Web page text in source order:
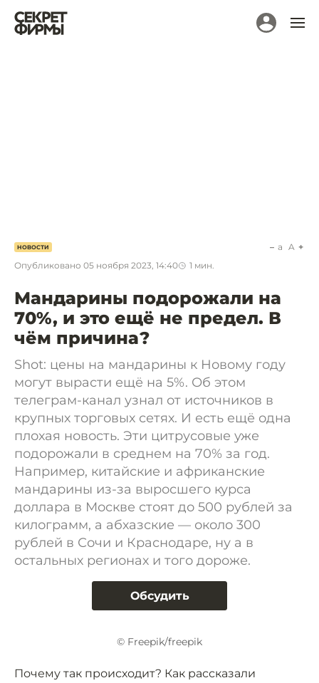
НОВОСТИ
Опубликовано 05 ноября 2023, 14:40 1 мин.
a A
Мандарины подорожали на
70%, и это ещё не предел. В
чём причина?
Shot: цены на мандарины к Новому году
могут вырасти ещё на 5%. Об этом
телеграм-канал узнал от источников в
крупных торговых сетях. И есть ещё одна
плохая новость. Эти цитрусовые уже
подорожали в среднем на 70% за год.
Например, китайские и африканские
мандарины из-за выросшего курса
доллара в Москве стоят до 500 рублей за
килограмм, а абхазские — около 300
рублей в Сочи и Краснодаре, ну а в
остальных регионах и того дороже.
Обсудить
© Freepik/freepik
Почему так происходит? Как рассказали